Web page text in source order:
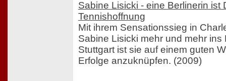
Sabine Lisicki - eine Berlinerin ist
Tennishoffnung
Mit ihrem Sensationssieg in
Sabine Lisicki mehr und mehr ins
Stuttgart ist sie auf einem guten
Erfolge anzuknüpfen. (2009)